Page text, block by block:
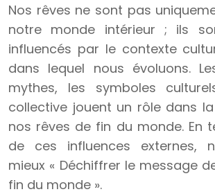
Nos rêves ne sont pas
notre monde intérieur ; ils
influencés par le contexte
dans lequel nous évoluons.
mythes, les symboles
collective jouent un rôle dans
nos rêves de fin du monde. En
de ces influences externes,
mieux « Déchiffrer le message
fin du monde ».